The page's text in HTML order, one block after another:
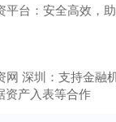
平台：安全高效，
网 深圳：支持金融
资产入表等合作